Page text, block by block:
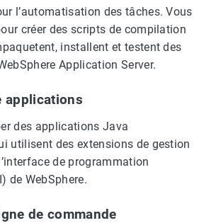
l’automatisation des tâches. Vous
créer des scripts de compilation
installent et testent des
Application Server.
applications
des applications Java
utilisent des extensions de gestion
de programmation
de WebSphere.
de commande